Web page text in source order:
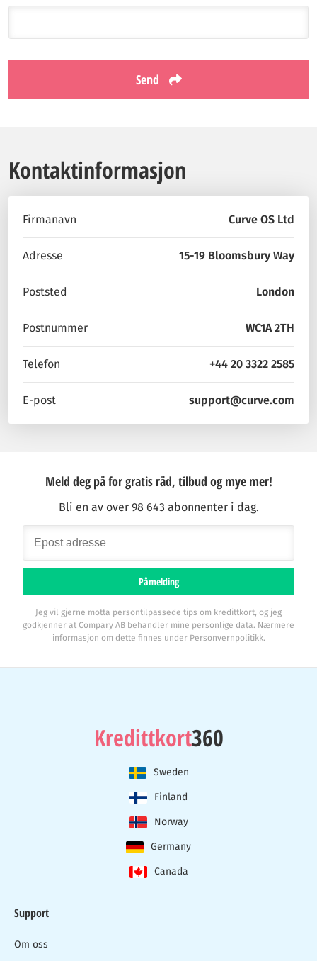
Send
Kontaktinformasjon
Firmanavn Curve OS Ltd
Adresse 15-19 Bloomsbury Way
Poststed London
Postnummer WC1A 2TH
Telefon +44 20 3322 2585
E-post support@curve.com
Meld deg på for gratis råd, tilbud og mye mer!
Bli en av over 98 643 abonnenter i dag.
Påmelding
Jeg vil gjerne motta persontilpassede tips om kredittkort, og jeg
godkjenner at Compary AB behandler mine personlige data. Nærmere
informasjon om dette finnes under Personvernpolitikk.
Kredittkort360
Sweden
Finland
Norway
Germany
Canada
Support
Om oss